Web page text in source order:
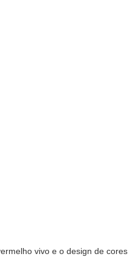
vivo e o design de cores